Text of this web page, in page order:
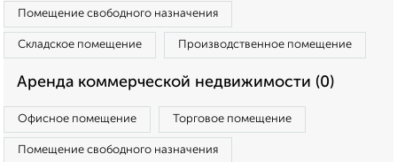
Помещение свободного назначения
Складское помещение Производственное помещение
Аренда коммерческой недвижимости (0)
Офисное помещение Торговое помещение
Помещение свободного назначения